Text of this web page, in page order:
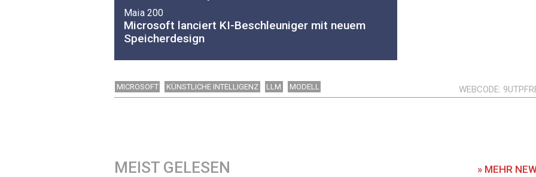
Maia 200
Microsoft lanciert KI-Beschleuniger mit neuem
Speicherdesign
MICROSOFT KÜNSTLICHE INTELLIGENZ LLM MODELL WEBCODE
MEIST GELESEN » MEHR